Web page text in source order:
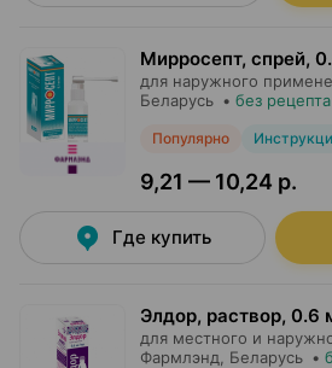
Мирросепт, спрей,
для наружного
Беларусь • без рецепта
Популярно
9,21 — 10,24 р.
Где купить
Элдор, раствор, 0.6
для местного и
Фармлэнд , Беларусь •